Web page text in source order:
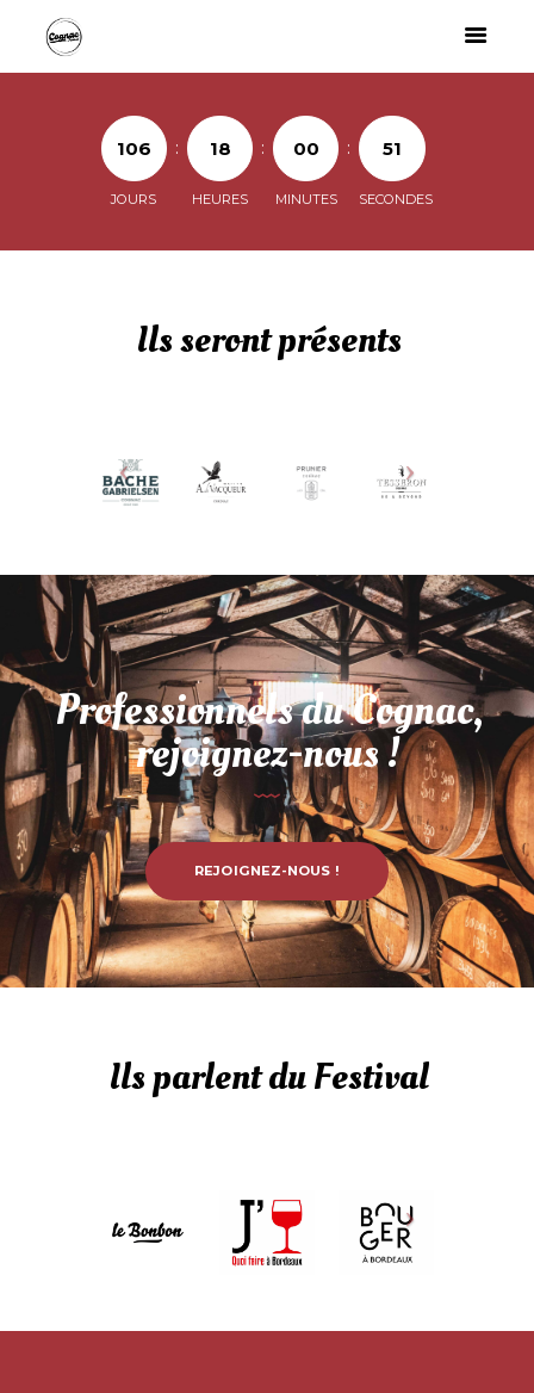
106
JOURS
: 18
HEURES
: 00
MINUTES
: 51
SECONDES
Ils seront présents
Professionnels du Cognac,
rejoignez-nous !
REJOIGNEZ-NOUS !
Ils parlent du Festival